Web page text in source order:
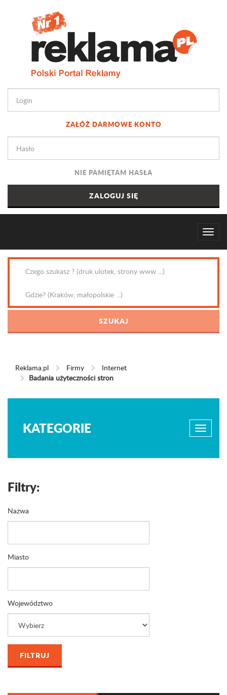
ZAŁÓŻ DARMOWE KONTO
NIE PAMIĘTAM HASŁA
Reklama.pl Firmy
Internet
Badania użyteczności stron
KATEGORIE
Filtry:
Nazwa
Miasto
Województwo